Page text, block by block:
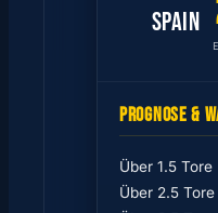
SPAIN
PROGNOSE &
Über 1.5 Tore
Über 2.5 Tore